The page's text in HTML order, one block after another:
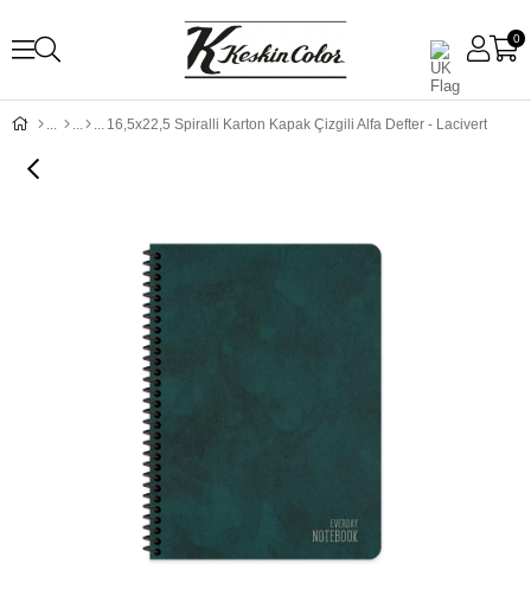
0
16,5x22,5 Spiralli Karton Kapak Çizgili Alfa Defter - Lacivert